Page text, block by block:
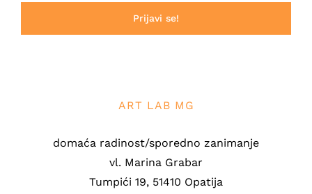
Prijavi se!
ART LAB MG
domaća radinost/sporedno zanimanje
vl. Marina Grabar
Tumpići 19, 51410 Opatija